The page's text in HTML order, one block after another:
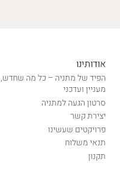
אודותינו
הפיד של מתניה – כל מה שחדש,
מעניין ועדכני
סרטון הגעה למתניה
יצירת קשר
פרויקטים שעשינו
תנאי משלוח
תקנון